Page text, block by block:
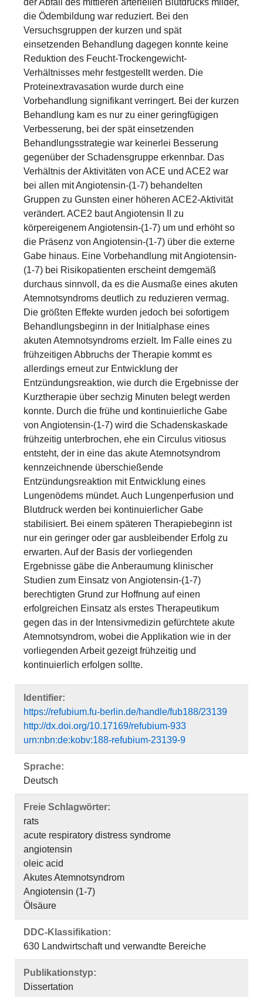
der Abfall des mittleren arteriellen Blutdrucks milder,
die Ödembildung war reduziert. Bei den
Versuchsgruppen der kurzen und spät
einsetzenden Behandlung dagegen konnte keine
Reduktion des Feucht-Trockengewicht-
Verhältnisses mehr festgestellt werden. Die
Proteinextravasation wurde durch eine
Vorbehandlung signifikant verringert. Bei der kurzen
Behandlung kam es nur zu einer geringfügigen
Verbesserung, bei der spät einsetzenden
Behandlungsstrategie war keinerlei Besserung
gegenüber der Schadensgruppe erkennbar. Das
Verhältnis der Aktivitäten von ACE und ACE2 war
bei allen mit Angiotensin-(1-7) behandelten
Gruppen zu Gunsten einer höheren ACE2-Aktivität
verändert. ACE2 baut Angiotensin II zu
körpereigenem Angiotensin-(1-7) um und erhöht so
die Präsenz von Angiotensin-(1-7) über die externe
Gabe hinaus. Eine Vorbehandlung mit Angiotensin-
(1-7) bei Risikopatienten erscheint demgemäß
durchaus sinnvoll, da es die Ausmaße eines akuten
Atemnotsyndroms deutlich zu reduzieren vermag.
Die größten Effekte wurden jedoch bei sofortigem
Behandlungsbeginn in der Initialphase eines
akuten Atemnotsyndroms erzielt. Im Falle eines zu
frühzeitigen Abbruchs der Therapie kommt es
allerdings erneut zur Entwicklung der
Entzündungsreaktion, wie durch die Ergebnisse der
Kurztherapie über sechzig Minuten belegt werden
konnte. Durch die frühe und kontinuierliche Gabe
von Angiotensin-(1-7) wird die Schadenskaskade
frühzeitig unterbrochen, ehe ein Circulus vitiosus
entsteht, der in eine das akute Atemnotsyndrom
kennzeichnende überschießende
Entzündungsreaktion mit Entwicklung eines
Lungenödems mündet. Auch Lungenperfusion und
Blutdruck werden bei kontinuierlicher Gabe
stabilisiert. Bei einem späteren Therapiebeginn ist
nur ein geringer oder gar ausbleibender Erfolg zu
erwarten. Auf der Basis der vorliegenden
Ergebnisse gäbe die Anberaumung klinischer
Studien zum Einsatz von Angiotensin-(1-7)
berechtigten Grund zur Hoffnung auf einen
erfolgreichen Einsatz als erstes Therapeutikum
gegen das in der Intensivmedizin gefürchtete akute
Atemnotsyndrom, wobei die Applikation wie in der
vorliegenden Arbeit gezeigt frühzeitig und
kontinuierlich erfolgen sollte.
Identifier:
https://refubium.fu-berlin.de/handle/fub188/23139
http://dx.doi.org/10.17169/refubium-933
urn:nbn:de:kobv:188-refubium-23139-9
Sprache:
Deutsch
Freie Schlagwörter:
rats
acute respiratory distress syndrome
angiotensin
oleic acid
Akutes Atemnotsyndrom
Angiotensin (1-7)
Ölsäure
DDC-Klassifikation:
630 Landwirtschaft und verwandte Bereiche
Publikationstyp:
Dissertation